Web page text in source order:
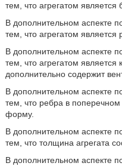
тем, что агрегатом является
В дополнительном аспекте
тем, что агрегатом является
В дополнительном аспекте
тем, что агрегатом
дополнительно содержит
В дополнительном аспекте
тем, что ребра в
форму.
В дополнительном аспекте
тем, что толщина агрегата
В дополнительном аспекте